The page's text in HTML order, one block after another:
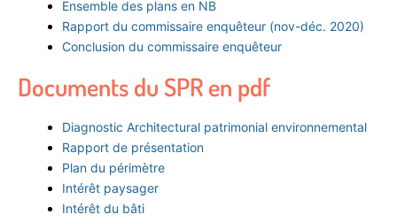
Ensemble des plans en NB
Rapport du commissaire enquêteur (nov-déc. 2020)
Conclusion du commissaire enquêteur
Documents du SPR en pdf
Diagnostic Architectural patrimonial environnemental
Rapport de présentation
Plan du périmètre
Intérêt paysager
Intérêt du bâti